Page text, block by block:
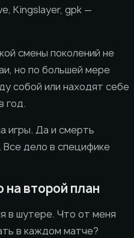
Kingslayer, gpk —
смены поколений не
но по большей мере
собой или находят себе
год.
игры. Да и смерть
Все дело в специфике
второй план
в шутере. Что от меня
в каждом матче?